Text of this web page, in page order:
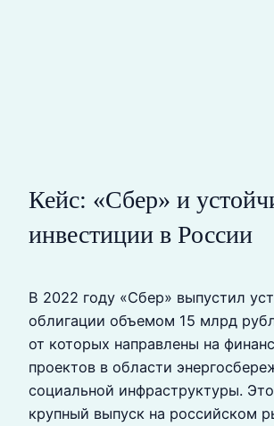
Кейс: «Сбер» и
инвестиции в России
В 2022 году «Сбер» выпустил
облигации объемом 15 млрд
от которых направлены на
проектов в области
социальной инфраструктуры.
крупный выпуск на российском